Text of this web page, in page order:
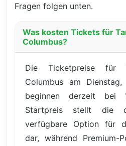
Fragen folgen unten.
Was kosten Tickets für
Columbus?
Die Ticketpreise für
Columbus am
beginnen derzeit bei
Startpreis stellt die
verfügbare Option für
dar, während Premium-